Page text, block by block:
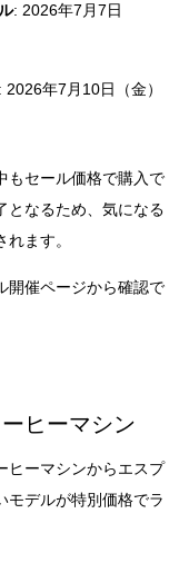
: 2026年7月7日
2026年7月10日（金）
もセール価格で購入で
となるため、気になる
ます。
開催ページから確認で
ヒーマシン
ヒーマシンからエスプ
モデルが特別価格でラ